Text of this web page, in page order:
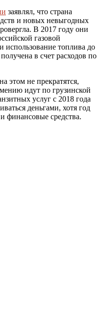
заявлял, что страна
и новых невыгодных
В 2017 году они
газовой
использование топлива до
в счет расходов по
этом не прекратятся,
идут по грузинской
услуг с 2018 года
деньгами, хотя год
финансовые средства.